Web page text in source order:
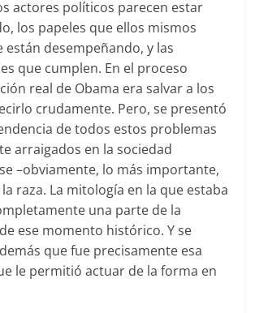
actores políticos parecen estar
los papeles que ellos mismos
están desempeñando, y las
que cumplen. En el proceso
real de Obama era salvar a los
crudamente. Pero, se presentó
de todos estos problemas
arraigados en la sociedad
–obviamente, lo más importante,
raza. La mitología en la que estaba
una parte de la
ese momento histórico. Y se
que fue precisamente esa
le permitió actuar de la forma en